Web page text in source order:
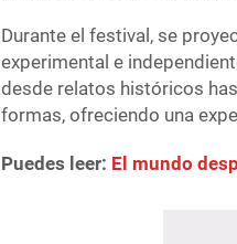
Durante el festival, se
experimental e
desde relatos históricos
formas, ofreciendo una
Puedes leer: El mundo